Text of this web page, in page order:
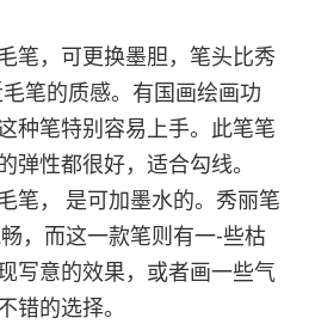
笔，可更换墨胆，笔头比秀
笔的质感。有国画绘画功
种笔特别容易上手。此笔笔
弹性都很好，适合勾线。
笔， 是可加墨水的。秀丽笔
，而这一款笔则有一-些枯
写意的效果，或者画一些气
错的选择。